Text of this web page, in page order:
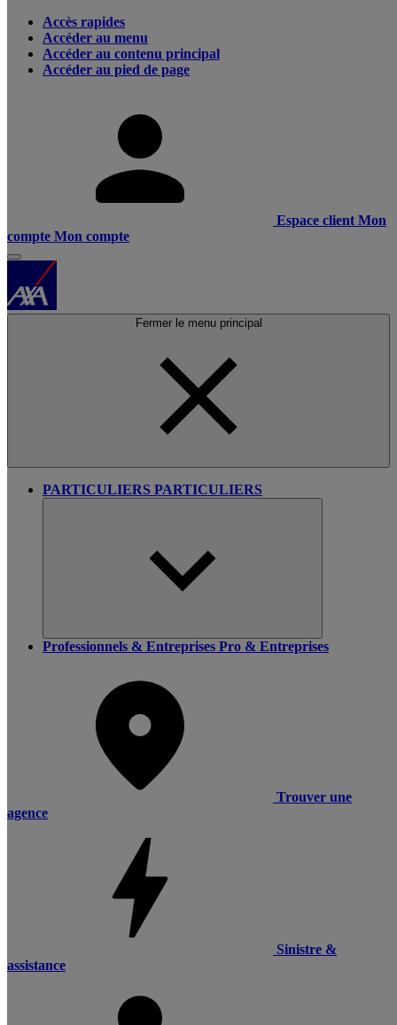
Accès rapides
Accéder au menu
Accéder au contenu principal
Accéder au pied de page
Espace client Mon
compte Mon compte
Fermer le menu principal
PARTICULIERS PARTICULIERS
Professionnels & Entreprises Pro & Entreprises
Trouver une
agence
Sinistre &
assistance